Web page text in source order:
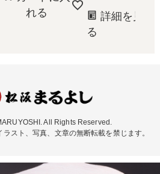
れる
詳細を見
る
All Rights Reserved.
スト、写真、文章の無断転載を禁じます。